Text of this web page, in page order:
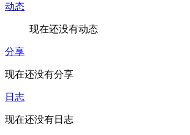
动态
现在还没有动态
分享
现在还没有分享
日志
现在还没有日志